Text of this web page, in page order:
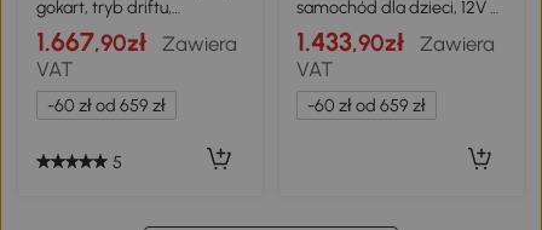
gokart, tryb driftu,
regulowane siedzisko, 5-
punktowy pas
bezpieczeństwa, funkcja
muzyczna, klakson, 6-12 lat
Niebieski
1.667,90zł
Zawiera
VAT
-60 zł od 659 zł
5
samochód dla dzieci, 12V z
pilotem, 2 silniki, pojazd
dziecięcy z klaksonem,
LED, muzyką, siedzeniem
dla rodzica i dziecka, 4
amortyzowane koła, dla
1.433,90zł
Zawiera
VAT
-60 zł od 659 zł